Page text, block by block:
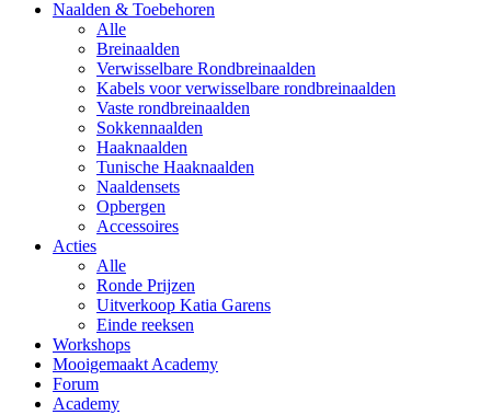
Naalden & Toebehoren
Alle
Breinaalden
Verwisselbare Rondbreinaalden
Kabels voor verwisselbare rondbreinaalden
Vaste rondbreinaalden
Sokkennaalden
Haaknaalden
Tunische Haaknaalden
Naaldensets
Opbergen
Accessoires
Acties
Alle
Ronde Prijzen
Uitverkoop Katia Garens
Einde reeksen
Workshops
Mooigemaakt Academy
Forum
Academy